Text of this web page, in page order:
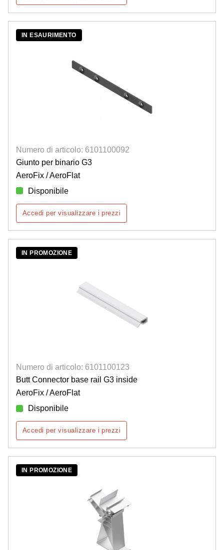
IN ESAURIMENTO
Numero di articolo: 6101100092
Giunto per binario G3
AeroFix / AeroFlat
Disponibile
Accedi per visualizzare i prezzi
IN PROMOZIONE
Numero di articolo: 6101100123
Butt Connector base rail G3 inside
AeroFix / AeroFlat
Disponibile
Accedi per visualizzare i prezzi
IN PROMOZIONE